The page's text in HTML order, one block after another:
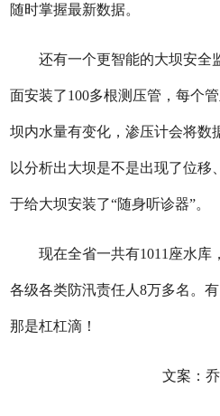
随时掌握最新数据。
还有一个更智能的大坝安全
面安装了100多根测压管，每个
坝内水量有变化，渗压计会将数
以分析出大坝是不是出现了位移
于给大坝安装了“随身听诊器”。
现在全省一共有1011座水库
各级各类防汛责任人8万多名。
那是杠杠滴！
文案：